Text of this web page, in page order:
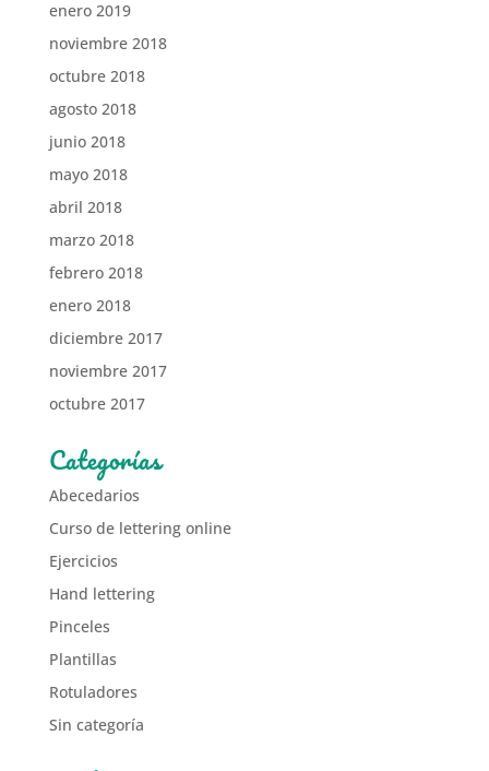
enero 2019
noviembre 2018
octubre 2018
agosto 2018
junio 2018
mayo 2018
abril 2018
marzo 2018
febrero 2018
enero 2018
diciembre 2017
noviembre 2017
octubre 2017
Categorías
Abecedarios
Curso de lettering online
Ejercicios
Hand lettering
Pinceles
Plantillas
Rotuladores
Sin categoría